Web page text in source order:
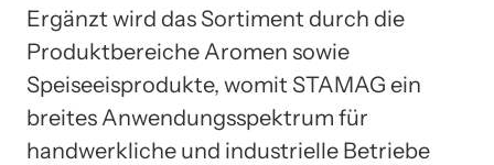
Ergänzt wird das Sortiment durch die
Produktbereiche Aromen sowie
Speiseeisprodukte, womit STAMAG ein
breites Anwendungsspektrum für
handwerkliche und industrielle Betriebe